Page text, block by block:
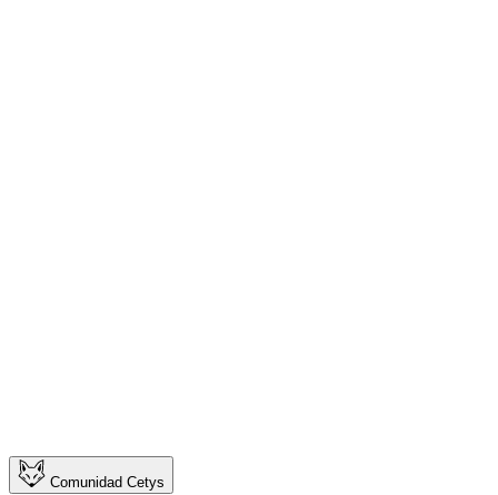
Comunidad Cetys